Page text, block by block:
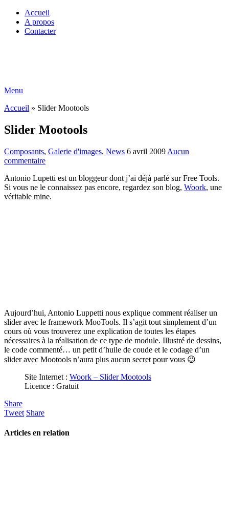
Accueil
A propos
Contacter
Menu
Accueil » Slider Mootools
Slider Mootools
Composants, Galerie d'images, News 6 avril 2009 Aucun
commentaire
Antonio Lupetti est un bloggeur dont j’ai déjà parlé sur Free Tools.
Si vous ne le connaissez pas encore, regardez son blog, Woork, une
véritable mine.
Aujourd’hui, Antonio Luppetti nous explique comment réaliser un
slider avec le framework MooTools. Il s’agit tout simplement d’un
cours où vous trouverez une explication de toutes les étapes
nécessaires à la réalisation de ce type de module. Illustré de dessins,
le code commenté… un petit d’huile de coude et le codage d’un
slider avec Mootools n’aura plus aucun secret pour vous 😉
Site Internet : Woork – Slider Mootools
Licence : Gratuit
Share
Tweet Share
Articles en relation